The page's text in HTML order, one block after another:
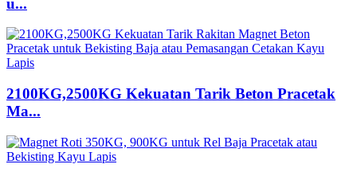
2100KG,2500KG Kekuatan Tarik Beton Pracetak
Ma...